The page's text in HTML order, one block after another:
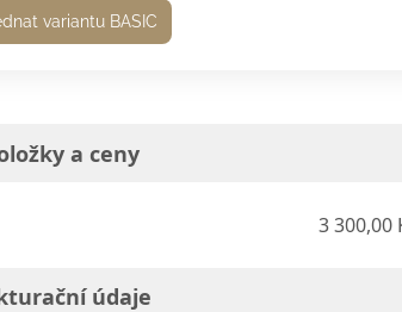
variantu BASIC
a ceny
3 300,00
údaje